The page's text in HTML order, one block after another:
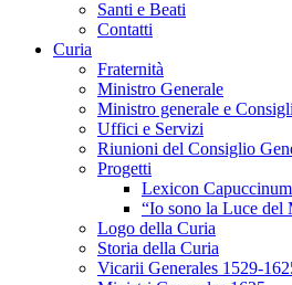
Santi e Beati
Contatti
Curia
Fraternità
Ministro Generale
Ministro generale e
Uffici e Servizi
Riunioni del Consiglio
Progetti
Lexicon Capuccinum
“Io sono la Luce del
Logo della Curia
Storia della Curia
Vicarii Generales 1529-